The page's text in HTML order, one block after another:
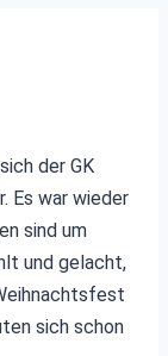
der GK
Es war wieder
sind um
und gelacht,
sich schon